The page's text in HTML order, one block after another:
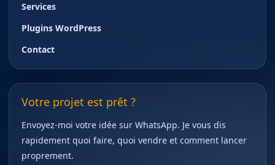
Services
Plugins WordPress
Contact
Votre projet est prêt ?
Envoyez-moi votre idée sur WhatsApp. Je vous dis
rapidement quoi faire, quoi vendre et comment lancer
proprement.